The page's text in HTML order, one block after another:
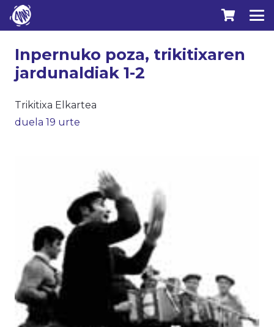
Inpernuko poza, trikitixaren
jardunaldiak 1-2
Trikitixa Elkartea
duela 19 urte